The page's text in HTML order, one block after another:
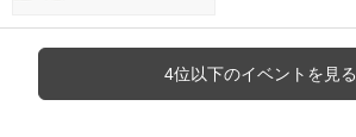
4位以下のイベントを見る